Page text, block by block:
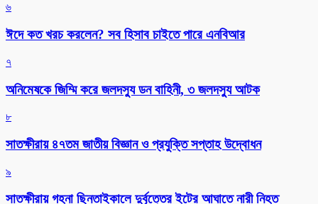
৬
ঈদে কত খরচ করলেন? সব হিসাব চাইতে পারে এনবিআর
৭
অনিমেষকে জিম্মি করে জলদস্যু ডন বাহিনী, ৩ জলদস্যু আটক
৮
সাতক্ষীরায় ৪৭তম জাতীয় বিজ্ঞান ও প্রযুক্তি সপ্তাহ উদ্বোধন
৯
সাতক্ষীরায় গহনা ছিনতাইকালে দুর্বৃত্তের ইটের আঘাতে নারী নিহত